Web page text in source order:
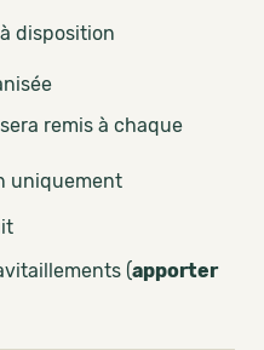
disposition
remis à chaque
uniquement
(apporter